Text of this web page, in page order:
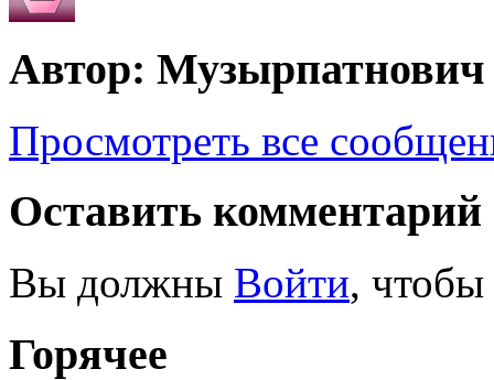
Автор: Музырпатнович
Просмотреть все
Оставить комментарий
Вы должны Войти, чтобы
Горячее